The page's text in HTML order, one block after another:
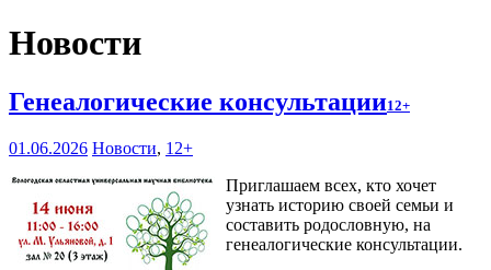
Новости
Генеалогические консультации12+
01.06.2026 Новости, 12+
Приглашаем всех, кто хочет
узнать историю своей семьи и
составить родословную, на
генеалогические консультации.